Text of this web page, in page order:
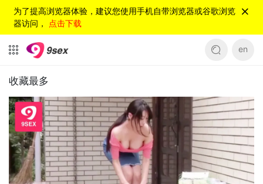
为了提高浏览器体验，建议您使用手机自带浏览器或谷歌浏览
器访问， 点击下载
en
收藏最多